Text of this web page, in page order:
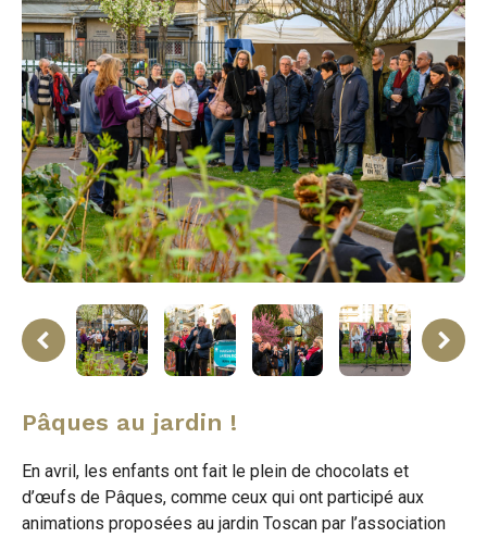
Pâques au jardin !
En avril, les enfants ont fait le plein de chocolats et
d’œufs de Pâques, comme ceux qui ont participé aux
animations proposées au jardin Toscan par l’association